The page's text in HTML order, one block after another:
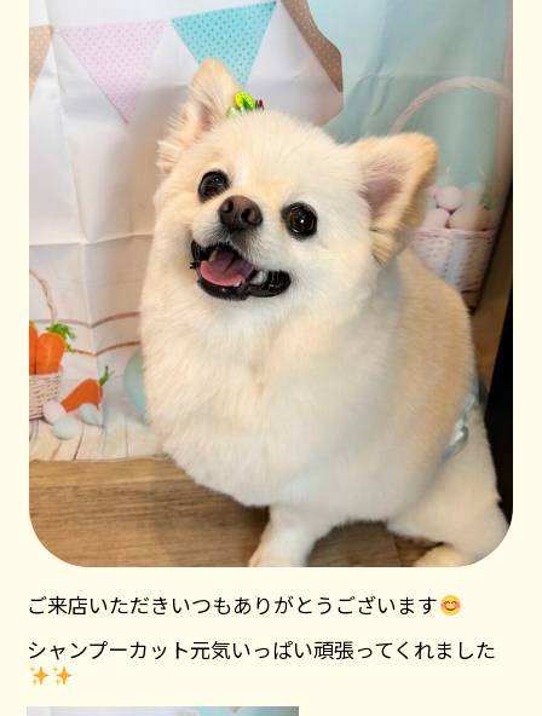
ご来店いただきいつもありがとうございます
シャンプーカット元気いっぱい頑張ってくれました